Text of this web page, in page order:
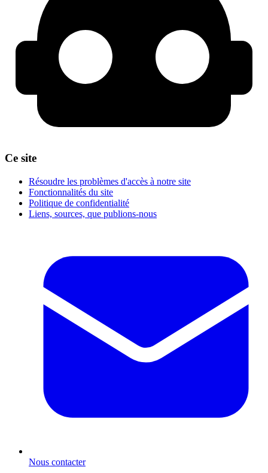
Ce site
Résoudre les problèmes d'accès à notre site
Fonctionnalités du site
Politique de confidentialité
Liens, sources, que publions-nous
Nous contacter